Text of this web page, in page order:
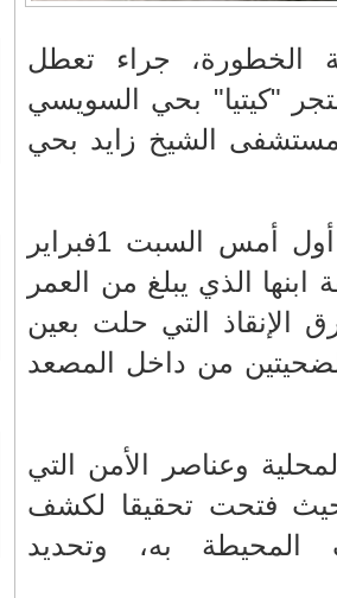
الخطورة، جراء تعطل
"كيتيا" بحي السويسي
مستشفى الشيخ زايد بحي
وسقط المصعد بشكل مفاجئ يوم أول أمس السبت 1فبراير
ابنها الذي يبلغ من العمر
الإنقاذ التي حلت بعين
من داخل المصعد
وعناصر الأمن التي
حيث فتحت تحقيقا لكشف
المحيطة به، وتحديد